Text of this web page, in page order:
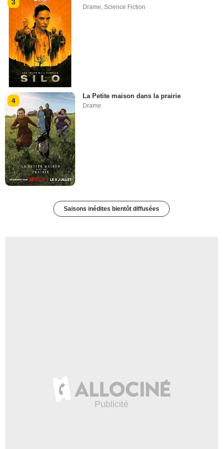
3
Drame ,Science Fiction
4
La Petite maison dans la prairie
Drame
Saisons inédites bientôt diffusées